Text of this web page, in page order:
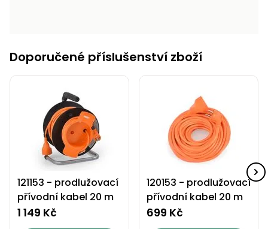
Doporučené příslušenství zboží
121153 - prodlužovací
přívodní kabel 20 m
1 149 Kč
120153 - prodlužovací
přívodní kabel 20 m
699 Kč